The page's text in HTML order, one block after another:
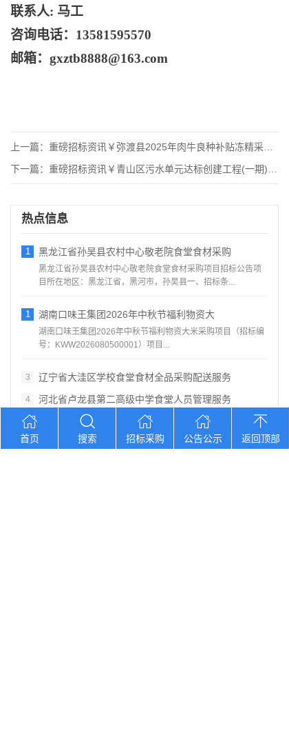
联系人: 马工
咨询电话： 13581595570
邮箱： gxztb8888@163.com
上一篇： 重磅招标资讯￥弥渡县2025年肉牛良种补贴冻精采购项目竞争性
下一篇： 重磅招标资讯￥青山区污水单元达标创建工程(一期)-新建智能分
热点信息
1 黑龙江省孙吴县农村中心敬老院食堂食材采购
黑龙江省孙吴县农村中心敬老院食堂食材采购项目招标公告项
目所在地区：黑龙江省，黑河市，孙吴县一、招标条...
1 湖南口味王集团2026年中秋节福利物资大
湖南口味王集团2026年中秋节福利物资大米采购项目（招标编
号：KWW2026080500001）项目...
3 辽宁省大洼区学校食堂食材全品采购配送服务
4 河北省卢龙县第二高级中学食堂人员管理服务
5 辽宁连山铝业（集团）有限公司会计外包服务
6 湖南省长沙师范学院食堂物资供货商采购项目
首页 搜索 招标采购 公告公示 返回顶部